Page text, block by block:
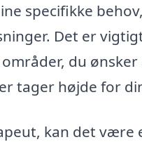
specifikke
Det er
du ønsker
tager højde for
kan det